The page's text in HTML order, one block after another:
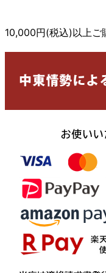
10,000円(税込)以上ご